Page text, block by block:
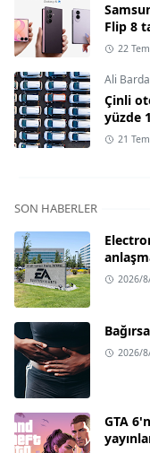
Flip 8
22
Ali
Çinli
yüzde
21
SON HABERLER
2026/
2026/
GTA